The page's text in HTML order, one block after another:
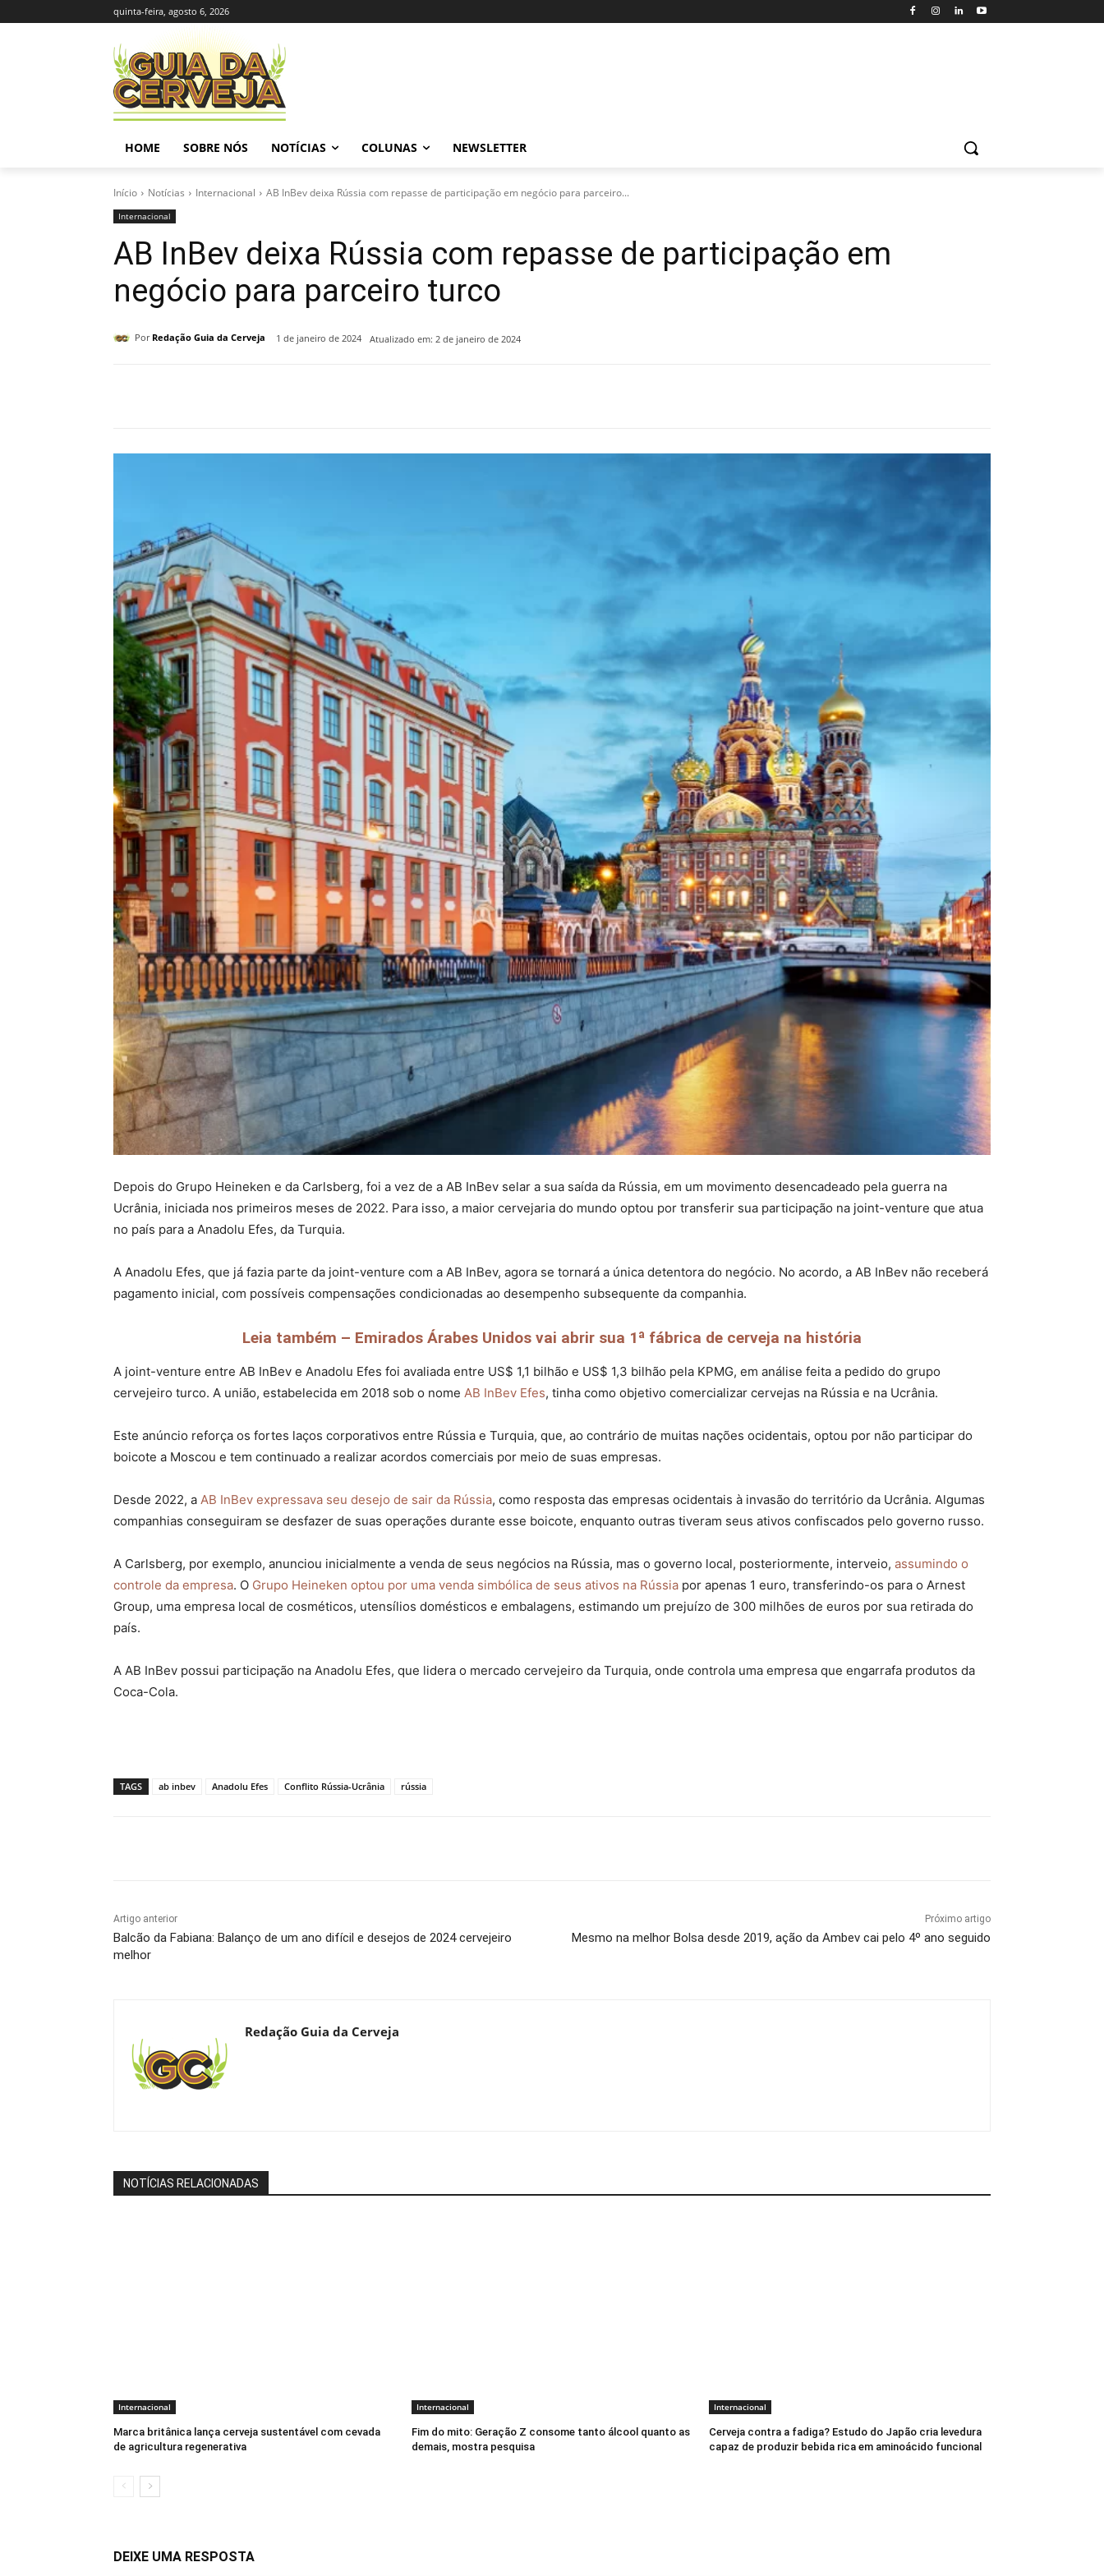
quinta-feira, agosto 6, 2026
HOME SOBRE NÓS NOTÍCIAS COLUNAS NEWSLETTER
Início Notícias Internacional AB InBev deixa Rússia com repasse de participação em negócio para parceiro...
Internacional
AB InBev deixa Rússia com repasse de participação em
negócio para parceiro turco
Por Redação Guia da Cerveja 1 de janeiro de 2024 Atualizado em: 2 de janeiro de 2024
Depois do Grupo Heineken e da Carlsberg, foi a vez de a AB InBev selar a sua saída da Rússia, em um movimento desencadeado pela guerra na
Ucrânia, iniciada nos primeiros meses de 2022. Para isso, a maior cervejaria do mundo optou por transferir sua participação na joint-venture que atua
no país para a Anadolu Efes, da Turquia.
A Anadolu Efes, que já fazia parte da joint-venture com a AB InBev, agora se tornará a única detentora do negócio. No acordo, a AB InBev não receberá
pagamento inicial, com possíveis compensações condicionadas ao desempenho subsequente da companhia.
Leia também – Emirados Árabes Unidos vai abrir sua 1ª fábrica de cerveja na história
A joint-venture entre AB InBev e Anadolu Efes foi avaliada entre US$ 1,1 bilhão e US$ 1,3 bilhão pela KPMG, em análise feita a pedido do grupo
cervejeiro turco. A união, estabelecida em 2018 sob o nome AB InBev Efes, tinha como objetivo comercializar cervejas na Rússia e na Ucrânia.
Este anúncio reforça os fortes laços corporativos entre Rússia e Turquia, que, ao contrário de muitas nações ocidentais, optou por não participar do
boicote a Moscou e tem continuado a realizar acordos comerciais por meio de suas empresas.
Desde 2022, a AB InBev expressava seu desejo de sair da Rússia, como resposta das empresas ocidentais à invasão do território da Ucrânia. Algumas
companhias conseguiram se desfazer de suas operações durante esse boicote, enquanto outras tiveram seus ativos confiscados pelo governo russo.
A Carlsberg, por exemplo, anunciou inicialmente a venda de seus negócios na Rússia, mas o governo local, posteriormente, interveio, assumindo o
controle da empresa. O Grupo Heineken optou por uma venda simbólica de seus ativos na Rússia por apenas 1 euro, transferindo-os para o Arnest
Group, uma empresa local de cosméticos, utensílios domésticos e embalagens, estimando um prejuízo de 300 milhões de euros por sua retirada do
país.
A AB InBev possui participação na Anadolu Efes, que lidera o mercado cervejeiro da Turquia, onde controla uma empresa que engarrafa produtos da
Coca-Cola.
TAGS ab inbev Anadolu Efes Conflito Rússia-Ucrânia rússia
Artigo anterior
Balcão da Fabiana: Balanço de um ano difícil e desejos de 2024 cervejeiro
melhor
Próximo artigo
Mesmo na melhor Bolsa desde 2019, ação da Ambev cai pelo 4º ano seguido
Redação Guia da Cerveja
NOTÍCIAS RELACIONADAS
Internacional
Marca britânica lança cerveja sustentável com cevada
de agricultura regenerativa
Internacional
Fim do mito: Geração Z consome tanto álcool quanto as
demais, mostra pesquisa
Internacional
Cerveja contra a fadiga? Estudo do Japão cria levedura
capaz de produzir bebida rica em aminoácido funcional
DEIXE UMA RESPOSTA